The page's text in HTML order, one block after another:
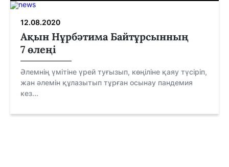
12.08.2020
Ақын Нұрбәтима Байтұрсынның
7 өлеңі
Әлемнің үмітіне үрей туғызып, көңіліне қаяу түсіріп,
жан әлемін құлазытып тұрған осынау пандемия
кез...